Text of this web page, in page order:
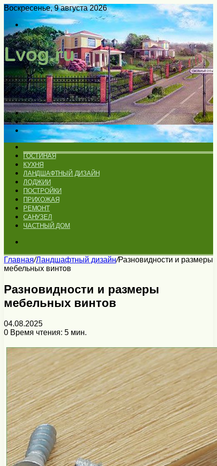
Воскресенье, 9 августа 2026
Войти
Switch
skin
Меню
Искать
Switch
skin
ГОСТИНАЯ
КУХНЯ
ЛАНДШАФТНЫЙ ДИЗАЙН
ЛОДЖИИ
ПОСТРОЙКИ
ПРИХОЖАЯ
РЕМОНТ
САНУЗЕЛ
ЧАСТНЫЙ ДОМ
Главная/Ландшафтный дизайн/Разновидности и размеры
мебельных винтов
Разновидности и размеры
мебельных винтов
04.08.2025
0 Время чтения: 5 мин.